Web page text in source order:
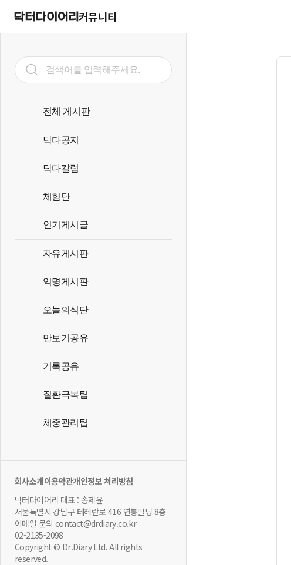
커뮤니티
전체 게시판
닥다공지
닥다칼럼
체험단
인기게시글
자유게시판
익명게시판
오늘의식단
만보기공유
기록공유
질환극복팁
체중관리팁
회사소개이용약관개인정보 처리방침
닥터다이어리 대표 : 송제윤
서울특별시 강남구 테헤란로 416 연봉빌딩 8층
이메일 문의 contact@drdiary.co.kr
02-2135-2098
Copyright © Dr.Diary Ltd. All rights
reserved.